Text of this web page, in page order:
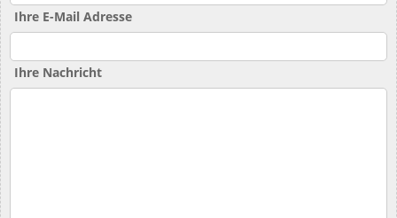
Ihre E-Mail Adresse
Ihre Nachricht